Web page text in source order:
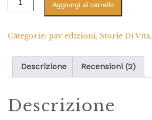
Aggiungi al carrello
Categorie: pav edizioni, Storie Di Vita,
Descrizione Recensioni (2)
Descrizione